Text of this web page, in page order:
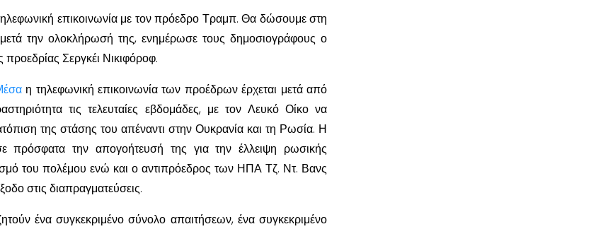
επικοινωνία με τον πρόεδρο Τραμπ. Θα δώσουμε στη
μετά την ολοκλήρωσή της, ενημέρωσε τους δημοσιογράφους ο
Σεργκέι Νικιφόροφ.
η τηλεφωνική επικοινωνία των προέδρων έρχεται μετά από
τις τελευταίες εβδομάδες, με τον Λευκό Οίκο να
της στάσης του απέναντι στην Ουκρανία και τη Ρωσία. Η
πρόσφατα την απογοήτευσή της για την έλλειψη ρωσικής
του πολέμου ενώ και ο αντιπρόεδρος των ΗΠΑ Τζ. Ντ. Βανς
στις διαπραγματεύσεις.
ένα συγκεκριμένο σύνολο απαιτήσεων, ένα συγκεκριμένο